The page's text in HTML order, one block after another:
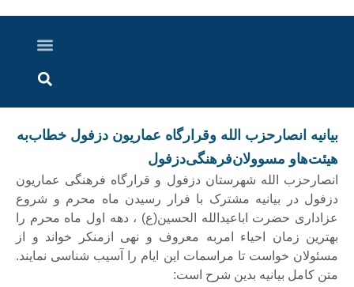
بیانیه انصارحزب الله وقرارگاه عماریون‌ دزفول خطاب‌به
هیئت‌هاو مسوولان‌فرهنگی‌دزفول
انصارحزب الله شهرستان دزفول و قرارگاه فرهنگی عماریون
دزفول در بیانیه مشترک با فرار رسیدن ماه محرم و شروع
عزاداری حضرت اباعیدالله الحسین(ع) ، دهه اول ماه محرم را
بهترین زمان احیاء امربه معروف و نهی ازمنکر خواند و از
مسئولان خواست تا مراسمات این ایام را آسیب شناسی نمایند.
متن کامل بیانیه بدین شرح است: